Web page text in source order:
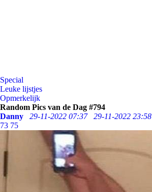
Special
Leuke lijstjes
Opmerkelijk
Random Pics van de Dag #794
Danny
29-11-2022 07:37 29-11-2022 23:58
73 75